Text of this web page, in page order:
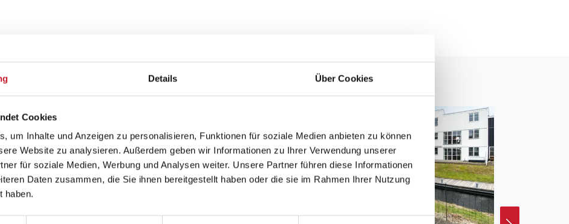
Details Über Cookies
Cookies
um Inhalte und Anzeigen zu personalisieren, Funktionen für soziale Medien anbieten zu können
Website zu analysieren. Außerdem geben wir Informationen zu Ihrer Verwendung unserer
für soziale Medien, Werbung und Analysen weiter. Unsere Partner führen diese Informationen
Daten zusammen, die Sie ihnen bereitgestellt haben oder die sie im Rahmen Ihrer Nutzung
haben.